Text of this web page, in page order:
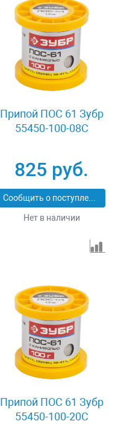
Припой ПОС 61 Зубр
55450-100-08C
825 руб.
Сообщить о поступлении
Нет в наличии
Припой ПОС 61 Зубр
55450-100-20C